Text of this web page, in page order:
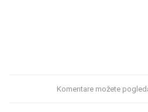
Komentare možete